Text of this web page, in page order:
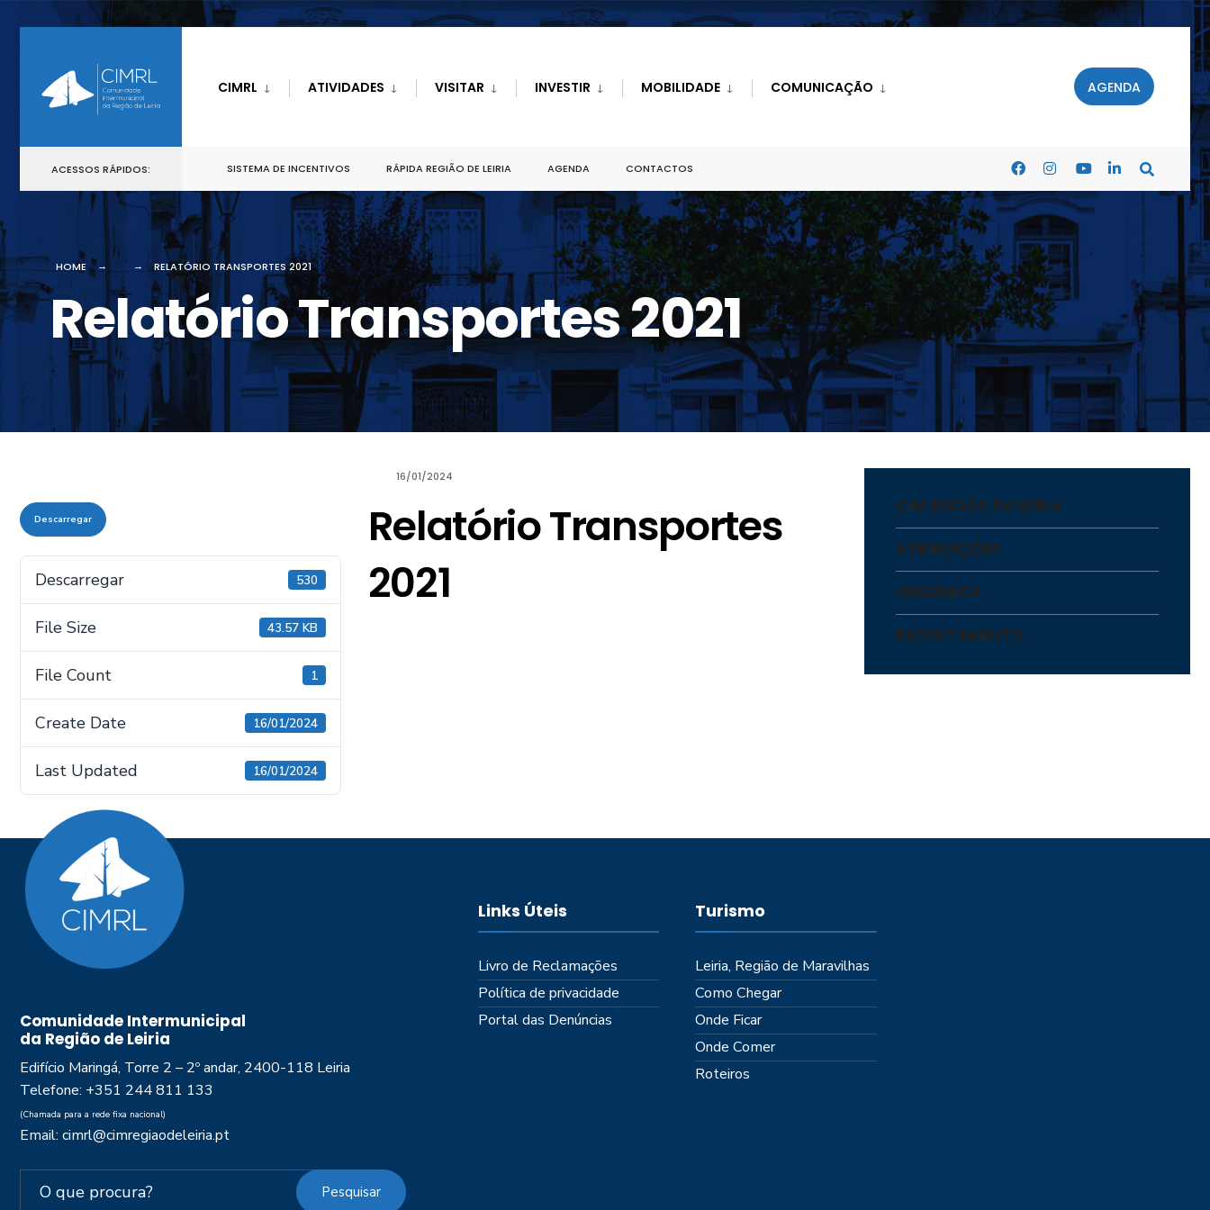
CIMRL ATIVIDADES VISITAR INVESTIR MOBILIDADE COMUNICAÇÃO AGENDA
ACESSOS RÁPIDOS: SISTEMA DE INCENTIVOS RÁPIDA REGIÃO DE LEIRIA AGENDA CONTACTOS
HOME RELATÓRIO TRANSPORTES 2021
Relatório Transportes 2021
16/01/2024
Descarregar
Descarregar 530
File Size 43.57 KB
File Count 1
Create Date 16/01/2024
Last Updated 16/01/2024
Relatório Transportes
2021
CIM REGIÃO DE LEIRIA
ATRIBUIÇÕES
ORGÂNICA
RECRUTAMENTO
Comunidade Intermunicipal
da Região de Leiria
Edifício Maringá, Torre 2 – 2º andar, 2400-118 Leiria
Telefone: +351 244 811 133
(Chamada para a rede fixa nacional)
Email: cimrl@cimregiaodeleiria.pt
Pesquisar
Links Úteis
Livro de Reclamações
Política de privacidade
Portal das Denúncias
Turismo
Leiria, Região de Maravilhas
Como Chegar
Onde Ficar
Onde Comer
Roteiros